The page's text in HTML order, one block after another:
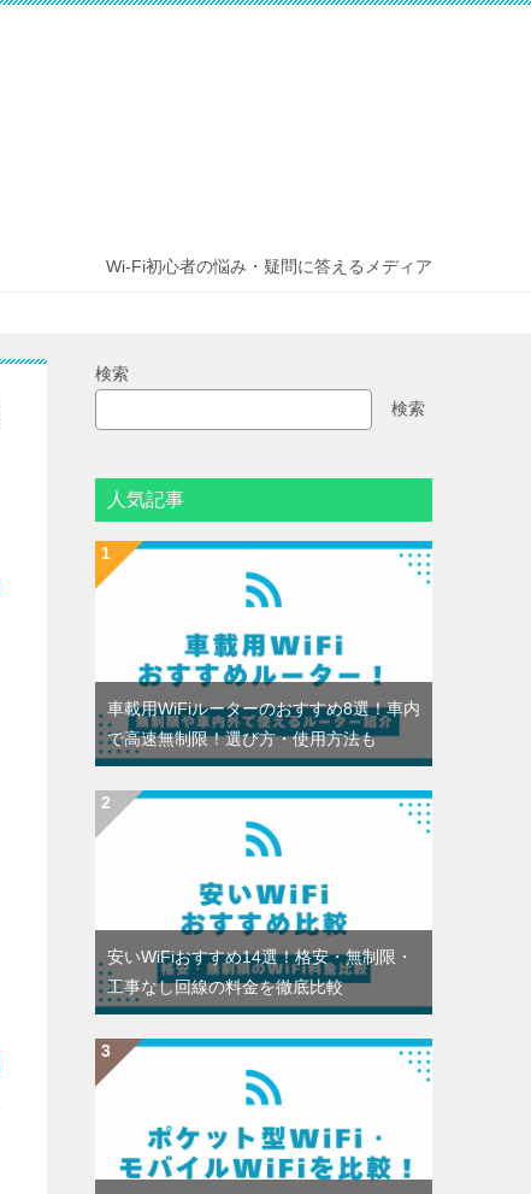
Wi-Fi初心者の悩み・疑問に答えるメディア
検索
検索
人気記事
車載用WiFiルーターのおすすめ8選！車内
で高速無制限！選び方・使用方法も
安いWiFiおすすめ14選！格安・無制限・
工事なし回線の料金を徹底比較